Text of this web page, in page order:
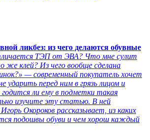
ликбез: из чего делаются обувные
ТЭП от ЭВА? Что мне сулит
клей? Из чего вообще сделана
— современный покупатель хочет
ударить перед ним в грязь лицом и
ли ему в подметки такая
изучите эту статью. В ней
Окороков рассказывает, из каких
подошвы обуви и чем хорош каждый